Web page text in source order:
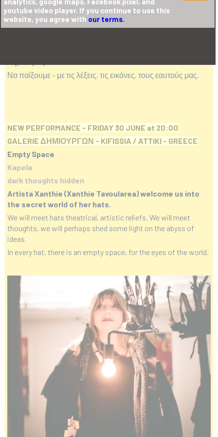
Αυτό είναι το ζητούμενο της έκθεσης –performance.
Να ανακαλύψουμε τι μπορεί να κρύβεται κάτω – ή μέσα- από
τα καπέλα.
Να παίξουμε – με τις λέξεις, τις εικόνες, τους εαυτούς μας.
NEW PERFORMANCE - FRIDAY 30 JUNE at 20:00
GALERIE ΔΗΜΙΟΥΡΓΩΝ - KIFISSIA / ATTIKI - GREECE
Empty Space
Kapela
dark thoughts hidden
Artista Xanthie (Xanthie Tavoularea) welcome us into
the secret world of her hats.
We will meet hats theatrical, artistic reliefs. We will meet
thoughts, we will perhaps shed some light on the abyss of
ideas
In every hat, there is an empty space, for the eyes of the world.
youtube video player. If you continue to use this
website, you agree with our terms.